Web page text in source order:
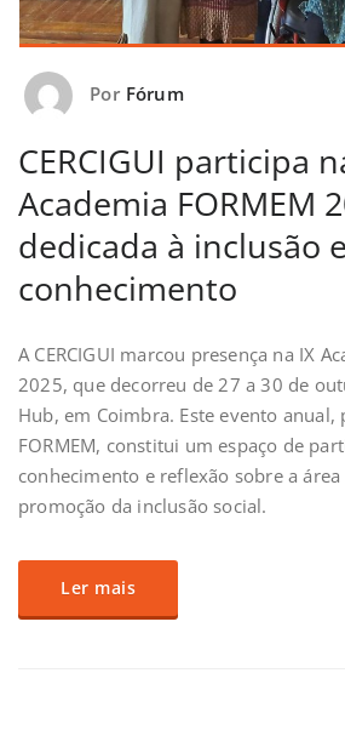
Por Fórum
CERCIGUI participa
Academia FORMEM
dedicada à inclusão
conhecimento
A CERCIGUI marcou presença na IX
2025, que decorreu de 27 a 30 de
Hub, em Coimbra. Este evento
FORMEM, constitui um espaço de
conhecimento e reflexão sobre a
promoção da inclusão social.
Ler mais